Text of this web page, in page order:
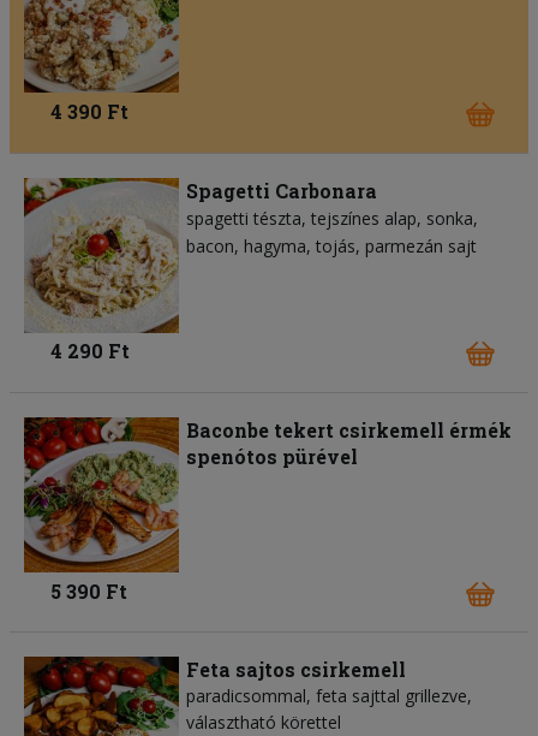
4 390 Ft
Spagetti Carbonara
spagetti tészta tejszínes alap sonka
bacon hagyma tojás parmezán sajt
4 290 Ft
Baconbe tekert csirkemell érmék
spenótos pürével
5 390 Ft
Feta sajtos csirkemell
paradicsommal, feta sajttal grillezve,
választható körettel